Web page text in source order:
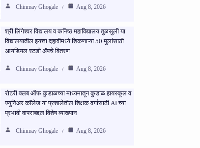
Chinmay Ghogale Aug 8, 2026
श्री लिंगेश्वर विद्यालय व कनिष्ठ महाविद्यालय तुळसुली या
विद्यालयातील इयत्ता दहावीमध्ये शिकणाऱ्या 50 मुलांसाठी
आयडियल स्टडी ॲपचे वितरण
Chinmay Ghogale Aug 8, 2026
रोटरी क्लब ऑफ कुडाळच्या माध्यमातून कुडाळ हायस्कूल व
ज्युनिअर कॉलेज या प्रशालेतील शिक्षक वर्गासाठी AI च्या
प्रभावी वापराबद्दल विशेष व्याख्यान
Chinmay Ghogale Aug 8, 2026